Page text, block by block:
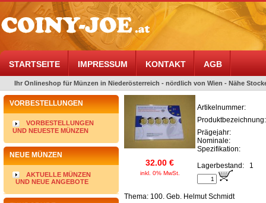
STARTSEITE IMPRESSUM KONTAKT AGB
Ihr Onlineshop für Münzen in Niederösterreich - nördlich von Wien - Nähe
VORBESTELLUNGEN
VORBESTELLUNGEN
UND NEUESTE MÜNZEN
NEUE MÜNZEN
AKTUELLE MÜNZEN
UND NEUE ANGEBOTE
32.00 €
inkl. 0% MwSt.
Artikelnummer:
Produktbezeichnung:
Prägejahr:
Nominale:
Spezifikation:
Lagerbestand:
1
Thema: 100. Geb. Helmut Schmidt